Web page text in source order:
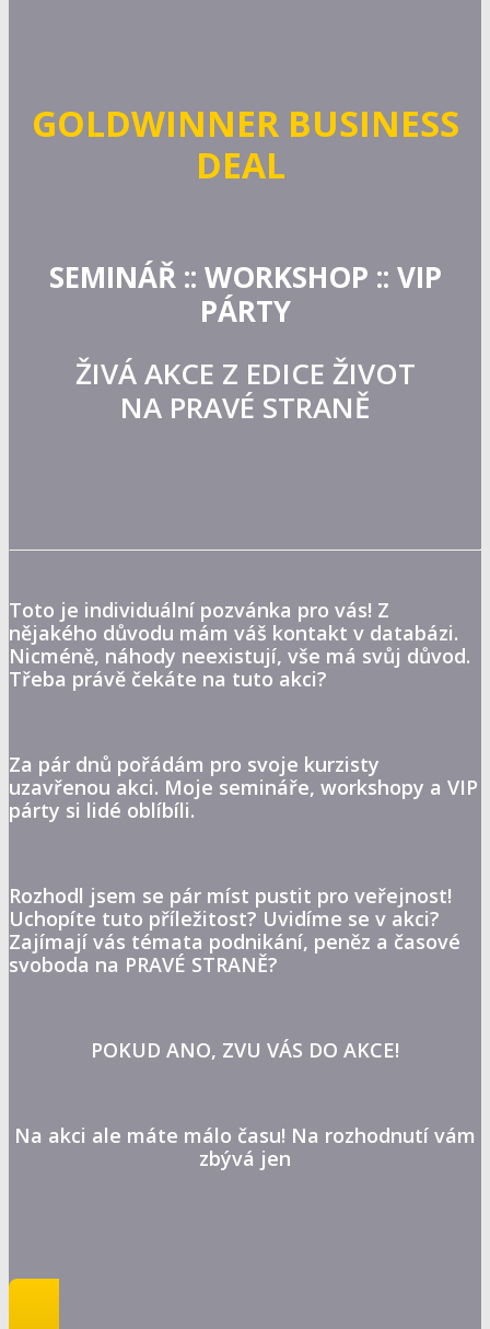
GOLDWINNER BUSINESS
DEAL
SEMINÁŘ :: WORKSHOP :: VIP
PÁRTY
ŽIVÁ AKCE Z EDICE ŽIVOT
NA PRAVÉ STRANĚ
Toto je individuální pozvánka pro vás! Z
nějakého důvodu mám váš kontakt v databázi.
Nicméně, náhody neexistují, vše má svůj důvod.
Třeba právě čekáte na tuto akci?
Za pár dnů pořádám pro svoje kurzisty
uzavřenou akci. Moje semináře, workshopy a VIP
párty si lidé oblíbíli.
Rozhodl jsem se pár míst pustit pro veřejnost!
Uchopíte tuto příležitost? Uvidíme se v akci?
Zajímají vás témata podnikání, peněz a časové
svoboda na PRAVÉ STRANĚ?
POKUD ANO, ZVU VÁS DO AKCE!
Na akci ale máte málo času! Na rozhodnutí vám
zbývá jen